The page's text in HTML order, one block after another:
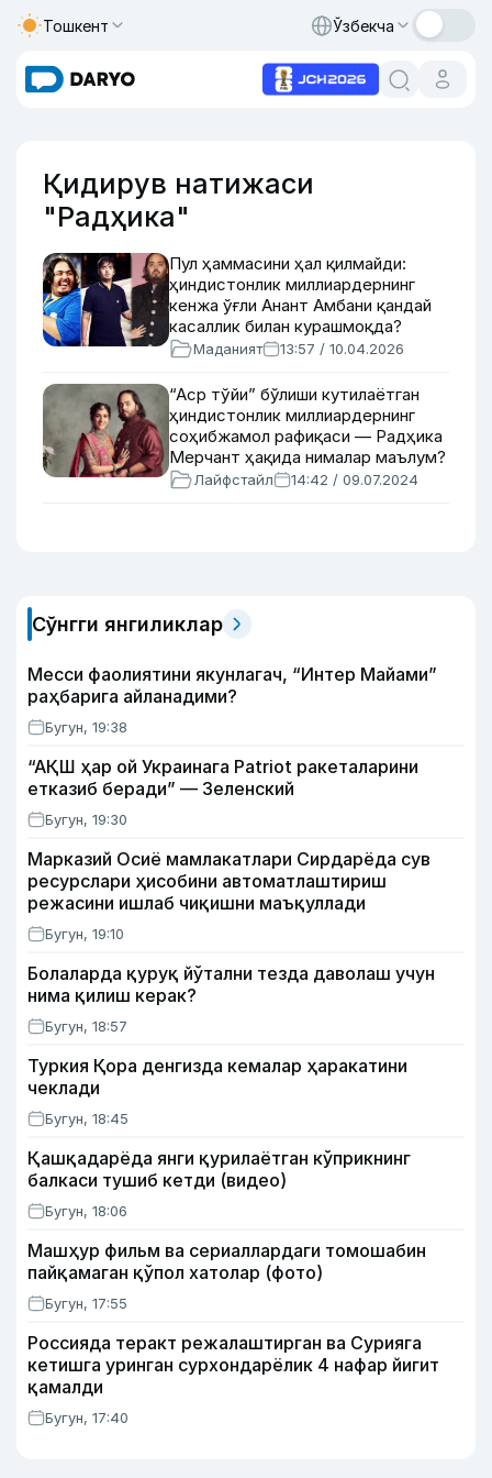
Тошкент Ўзбекча
Қидирув натижаси
"Радҳика"
Пул ҳаммасини ҳал қилмайди:
ҳиндистонлик миллиардернинг
кенжа ўғли Анант Амбани қандай
касаллик билан курашмоқда?
Маданият 13:57 / 10.04.2026
“Аср тўйи” бўлиши кутилаётган
ҳиндистонлик миллиардернинг
соҳибжамол рафиқаси — Радҳика
Мерчант ҳақида нималар маълум?
Лайфстайл 14:42 / 09.07.2024
Сўнгги янгиликлар
Месси фаолиятини якунлагач, “Интер Майами”
раҳбарига айланадими?
Бугун, 19:38
“АҚШ ҳар ой Украинага Patriot ракеталарини
етказиб беради” — Зеленский
Бугун, 19:30
Марказий Осиё мамлакатлари Сирдарёда сув
ресурслари ҳисобини автоматлаштириш
режасини ишлаб чиқишни маъқуллади
Бугун, 19:10
Болаларда қуруқ йўтални тезда даволаш учун
нима қилиш керак?
Бугун, 18:57
Туркия Қора денгизда кемалар ҳаракатини
чеклади
Бугун, 18:45
Қашқадарёда янги қурилаётган кўприкнинг
балкаси тушиб кетди (видео)
Бугун, 18:06
Машҳур фильм ва сериаллардаги томошабин
пайқамаган қўпол хатолар (фото)
Бугун, 17:55
Россияда теракт режалаштирган ва Сурияга
кетишга уринган сурхондарёлик 4 нафар йигит
қамалди
Бугун, 17:40